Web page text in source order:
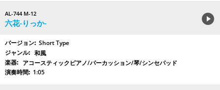
AL-744 M-12
六花-りっか-
Short Type
和風
アコースティックピアノ/パーカッション/琴/シンセパッド
1:05